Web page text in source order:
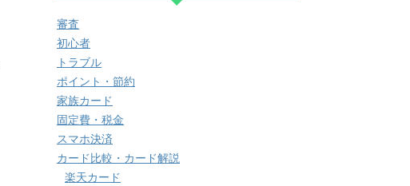
審査
初心者
トラブル
ポイント・節約
家族カード
固定費・税金
スマホ決済
カード比較・カード解説
楽天カード